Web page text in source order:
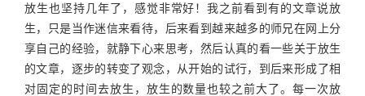
放生也坚持几年了，感觉非常好！我之前看到有的文章说放
生，只是当作迷信来看待，后来看到越来越多的师兄在网上分
享自己的经验，就静下心来思考，然后认真的看一些关于放生
的文章，逐步的转变了观念，从开始的试行，到后来形成了相
对固定的时间去放生，放生的数量也较之前大了。每一次放